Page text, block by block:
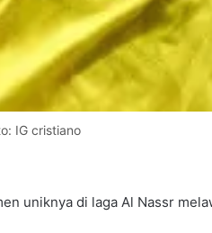
IG cristiano
uniknya di laga Al Nassr